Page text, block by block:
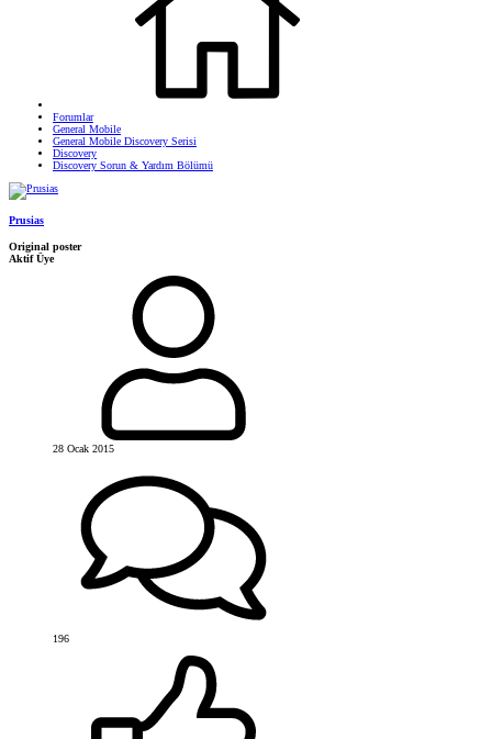
Forumlar
General Mobile
General Mobile Discovery Serisi
Discovery
Discovery Sorun & Yardım Bölümü
Prusias
Original poster
Aktif Üye
28 Ocak 2015
196